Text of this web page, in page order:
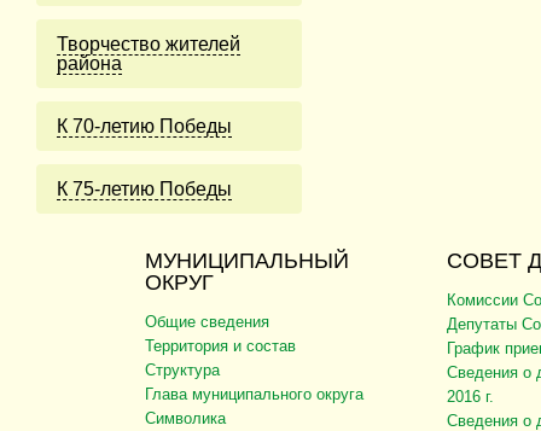
Творчество жителей
района
К 70-летию Победы
К 75-летию Победы
МУНИЦИПАЛЬНЫЙ
ОКРУГ
Общие сведения
Территория и состав
Структура
Глава муниципального округа
Символика
СОВЕТ
Комиссии
Депутаты
График
Сведения о
2016 г.
Сведения о